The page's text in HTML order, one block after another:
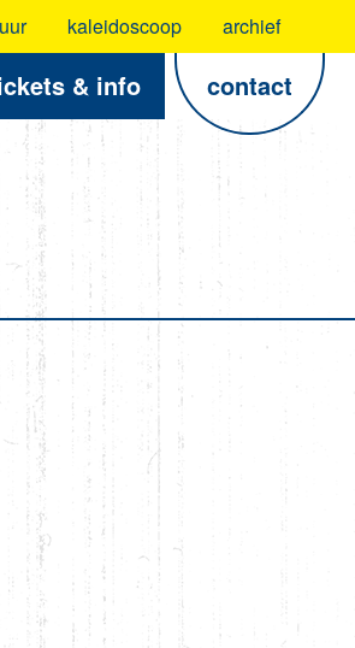
kaleidoscoop archief
& info contact